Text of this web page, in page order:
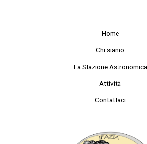
Home
Chi siamo
La Stazione Astronomica
Attività
Contattaci